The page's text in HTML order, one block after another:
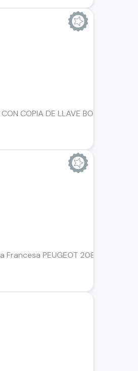
COPIA DE LLAVE BOTON DE
Francesa PEUGEOT 208 1.2